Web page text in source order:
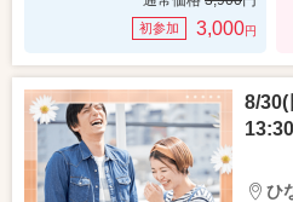
初参加 3,000円
8/30(
ひ